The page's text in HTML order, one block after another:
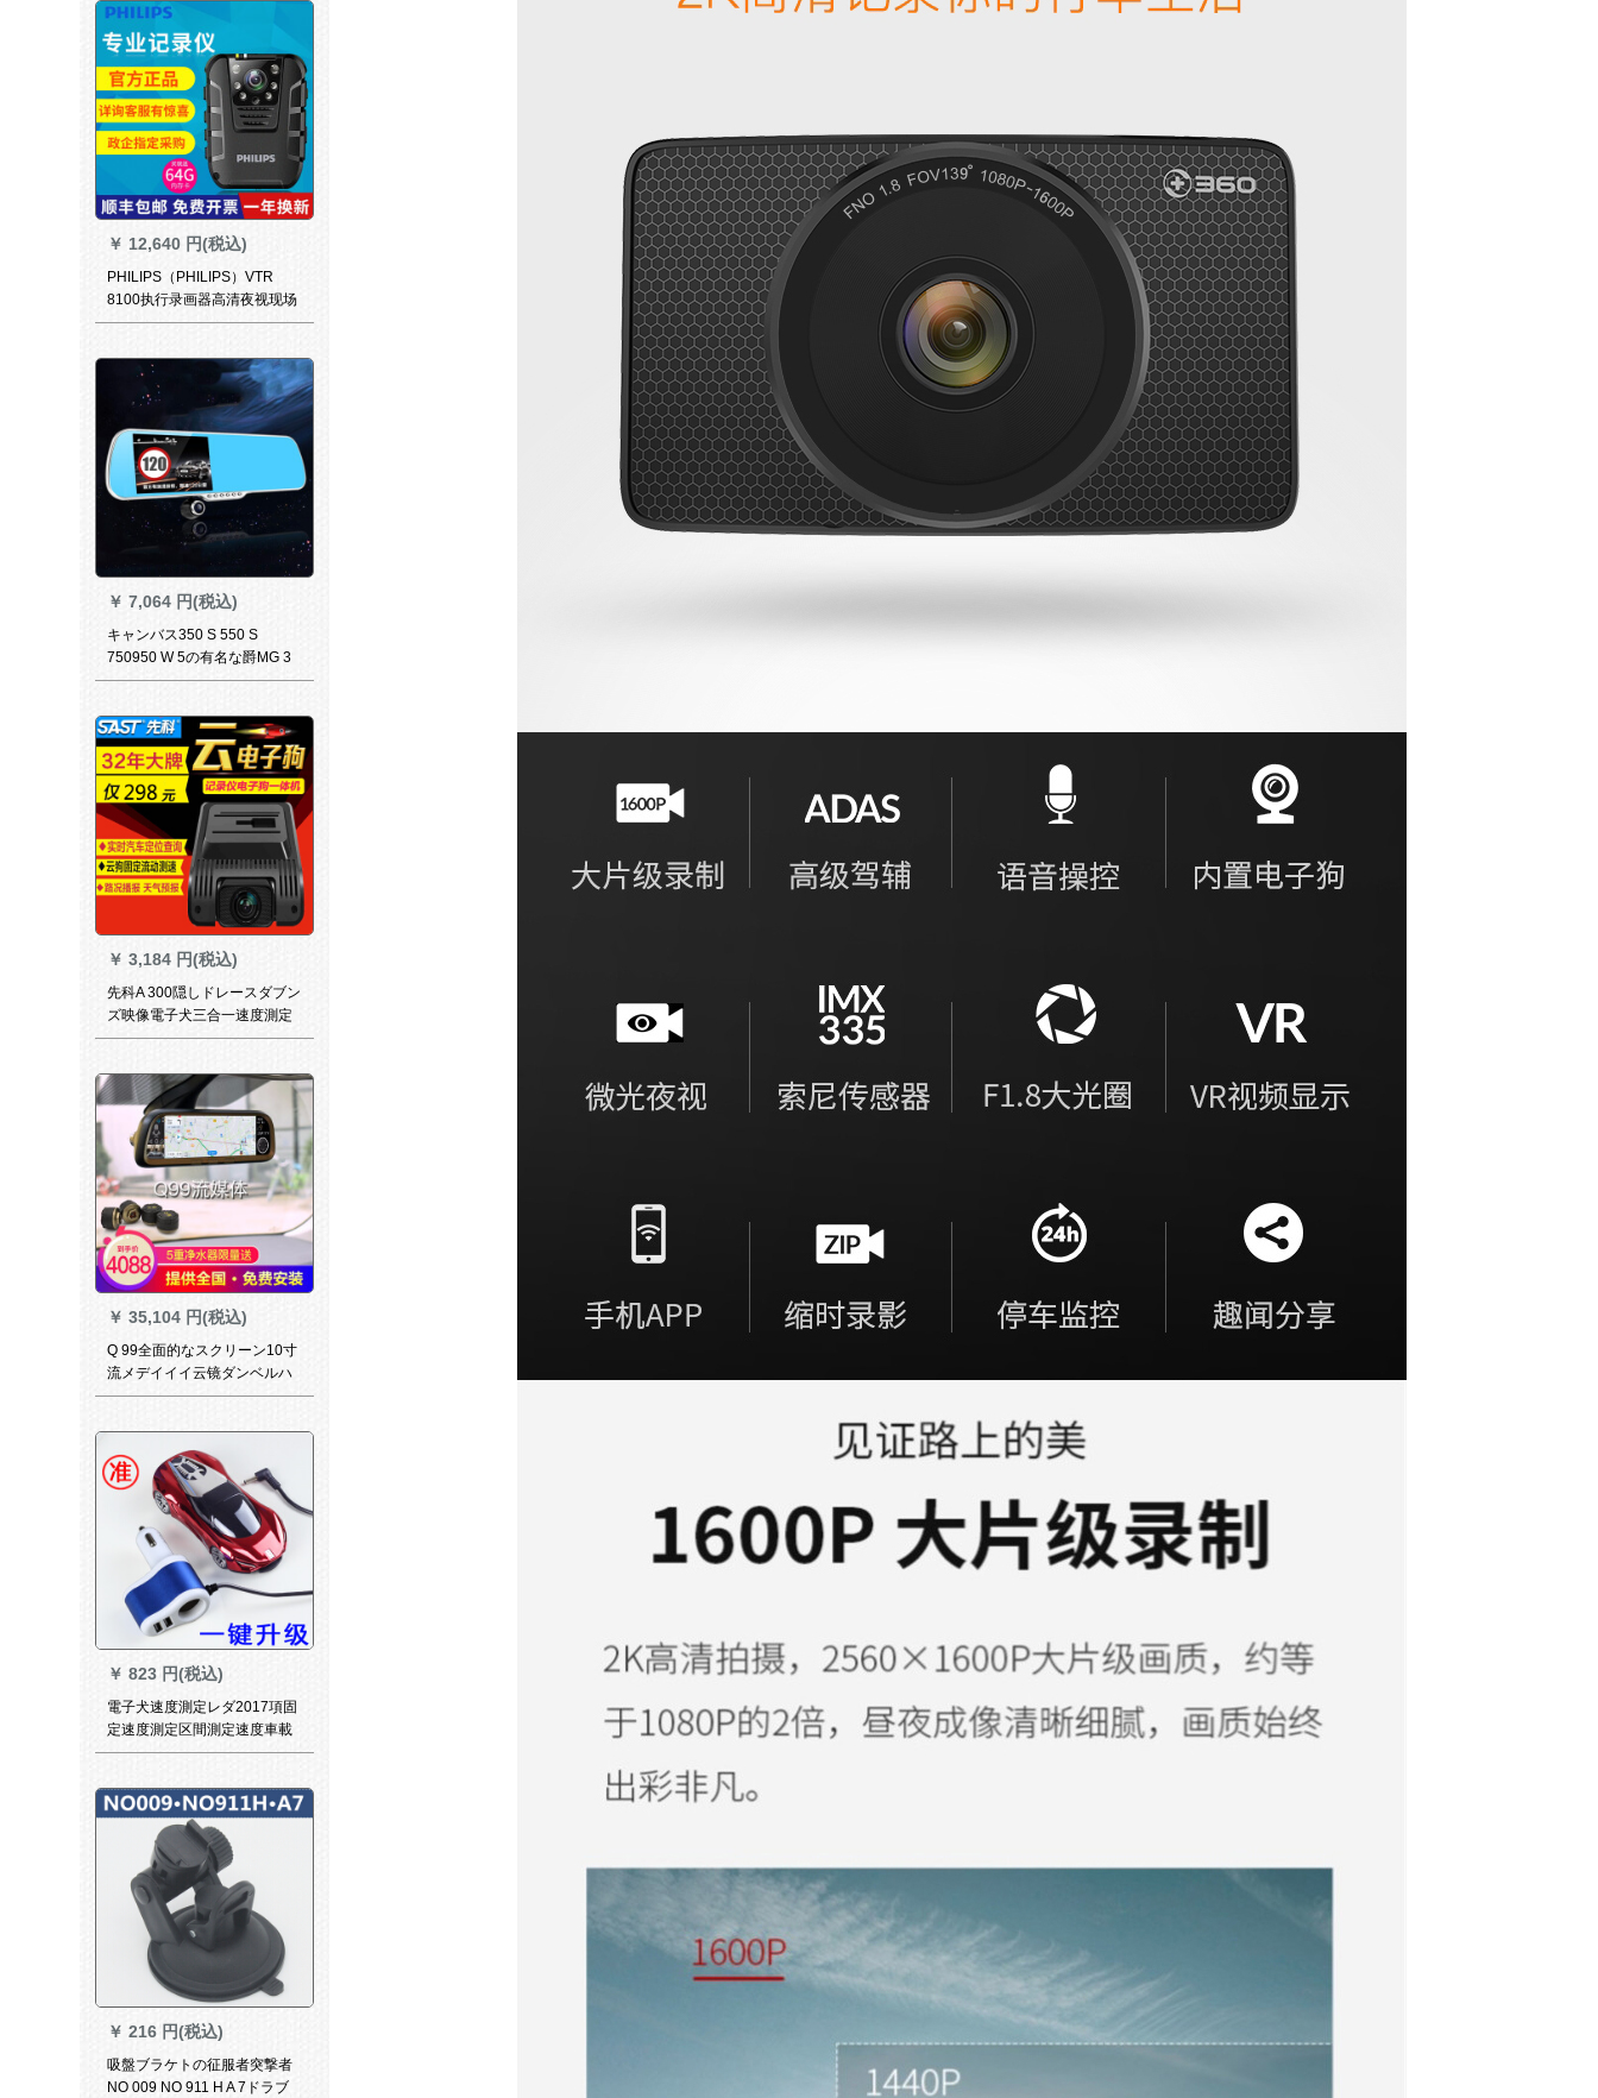
（左）运転室になります。
￥ 12,640 円(税込)
PHILIPS（PHILIPS）VTR
8100执行录画器高清夜视现场
执行计调录音ビデオビデオビ
8100标准版
￥ 7,064 円(税込)
キャンバス350 S 550 S
750950 W 5の有名な爵MG 3
MG 5 MG 6ドライヴレーコダ
て、ミラーバーク映像ナビゲ
ームと電子犬一体機セント4を
持っています。
￥ 3,184 円(税込)
先科A 300隠しドレースダブン
ズ映像電子犬三合一速度測定
一体機シリング+流動速度測定
￥ 35,104 円(税込)
Q 99全面的なスクリーン10寸
流メデイイイ云镜ダンベルハ
ーイビドードーデザインデザ
能バートレッドナイトメアビ
デオビデオゲームセット
￥ 823 円(税込)
電子犬速度測定レダ2017項固
定速度測定区間測定速度車載
安全警報器灰色土犬来線
￥ 216 円(税込)
吸盤ブラケトの征服者突撃者
NO 009 NO 911 H A 7ドラブ